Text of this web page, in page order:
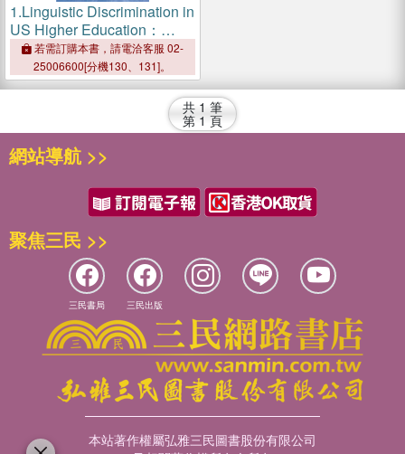
1.Linguistic Discrimination in
US Higher Education：
Power, Prejudice, Impacts,
and Remedies
若需訂購本書，請電洽客服 02-
25006600[分機130、131]。
共 1 筆
第 1 頁
網站導航 >>
聚焦三民 >>
三民書局 三民出版
本站著作權屬弘雅三民圖書股份有限公司